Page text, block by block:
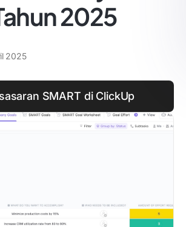
2025
2025
SMART di ClickUp